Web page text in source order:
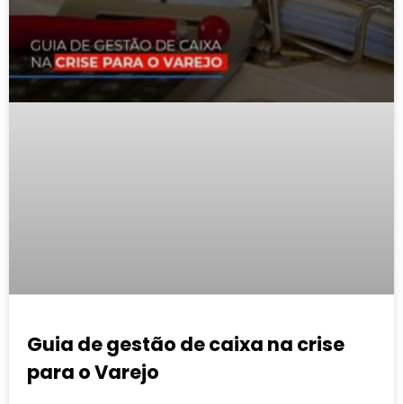
Guia de gestão de caixa na crise
para o Varejo